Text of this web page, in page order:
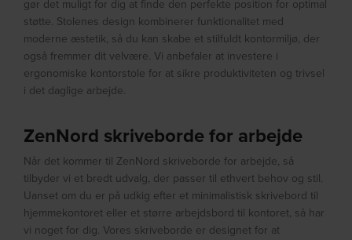
gør det muligt for dig at finde den perfekte position for optimal
støtte. Stolenes design kombinerer funktionalitet med
moderne æstetik, så du kan skabe et stilfuldt kontormiljø, der
også fremmer dit velvære. Vi anbefaler at investere i
ergonomiske kontorstole for at sikre produktiviteten og trivsel
i det daglige arbejde.
ZenNord skriveborde for arbejde
Når det kommer til ZenNord skriveborde for arbejde, så
tilbyder vi et bredt udvalg, der passer til ethvert behov og stil.
Uanset om du er på udkig efter et minimalistisk skrivebord til
hjemmekontoret eller et større arbejdsbord til kontoret, så har
vi noget for dig. Vores skriveborde er designet for at